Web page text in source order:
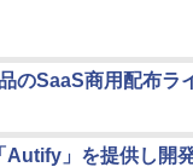
のSaaS商用配布ラ
」を提供し開